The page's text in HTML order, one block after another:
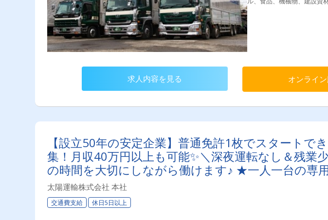
幌市内および近郊、道内が
の特性を見て相談しながら
い！残業が少なく深夜運転
魅力です◎自社整備工場を
き届いた安全なトラックで
場・中距離・長距離＜配送
（健康確認）↓6:30 伝票
休憩（しっかり休んでリ
社・片付け・業務報告
求人内容を見る オンライ
【設立50年の安定企業】普通免許1枚でスタートで
集！月収40万円以上も可能✨＼深夜運転なし＆残業
の時間を大切にしながら働けます♪ ★一人一台の専
太陽運輸株式会社 本社
交通費支給 休日5日以上